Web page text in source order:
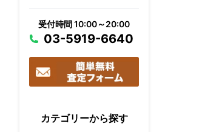
受付時間 10:00～20:00
03-5919-6640
カテゴリーから探す